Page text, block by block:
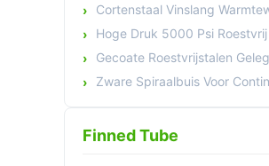
Cortenstaal Vinslang
Hoge Druk 5000 Psi Roestvrij
Gecoate Roestvrijstalen Gelegeerde
Zware Spiraalbuis Voor
Finned Tube